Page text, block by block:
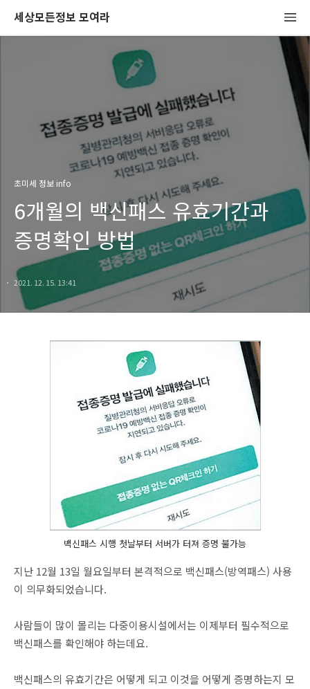
세상모든정보 모여라
초미세 정보 info
6개월의 백신패스 유효기간과
증명확인 방법
2021. 12. 15. 13:41
백신패스 시행 첫날부터 서버가 터져 증명 불가능
지난 12월 13일 월요일부터 본격적으로 백신패스(방역패스) 사용
이 의무화되었습니다.
사람들이 많이 몰리는 다중이용시설에서는 이제부터 필수적으로
백신패스를 확인해야 하는데요.
백신패스의 유효기간은 어떻게 되고 이것을 어떻게 증명하는지 모